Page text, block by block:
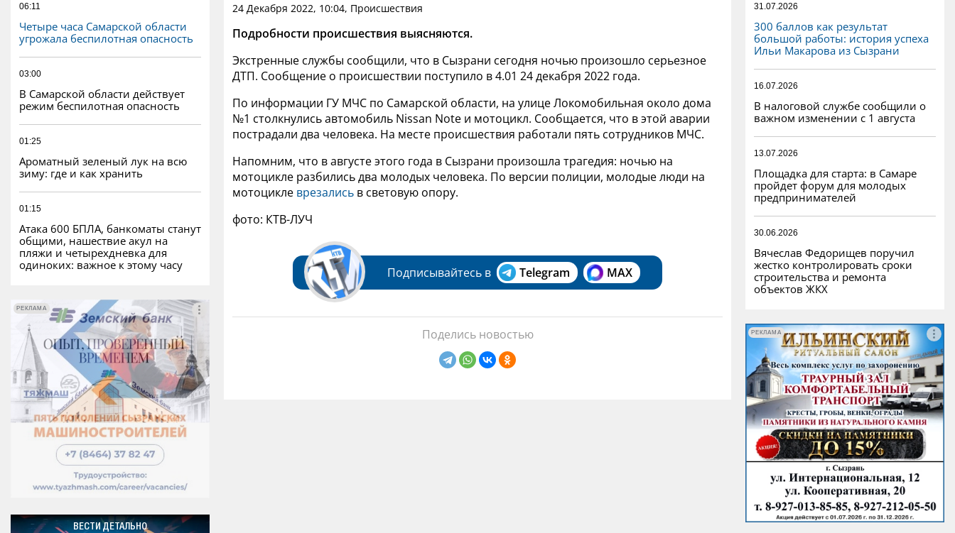
06:11
Четыре часа Самарской области
угрожала беспилотная опасность
03:00
В Самарской области действует
режим беспилотная опасность
01:25
Ароматный зеленый лук на всю
зиму: где и как хранить
01:15
Атака 600 БПЛА, банкоматы станут
общими, нашествие акул на
пляжи и четырехдневка для
одиноких: важное к этому часу
РЕКЛАМА
РЕКЛАМА
ВЕСТИ ДЕТАЛЬНО
24 Декабря 2022, 10:04, Происшествия
Подробности происшествия выясняются.
Экстренные службы сообщили, что в Сызрани сегодня ночью произошло серьезное
ДТП. Сообщение о происшествии поступило в 4.01 24 декабря 2022 года.
По информации ГУ МЧС по Самарской области, на улице Локомобильная около дома
№1 столкнулись автомобиль Nissan Note и мотоцикл. Сообщается, что в этой аварии
пострадали два человека. На месте происшествия работали пять сотрудников МЧС.
Напомним, что в августе этого года в Сызрани произошла трагедия: ночью на
мотоцикле разбились два молодых человека. По версии полиции, молодые люди на
мотоцикле врезались в световую опору.
фото: КТВ-ЛУЧ
Подписывайтесь в Telegram MAX
Поделись новостью
31.07.2026
300 баллов как результат
большой работы: история успеха
Ильи Макарова из Сызрани
16.07.2026
В налоговой службе сообщили о
важном изменении с 1 августа
13.07.2026
Площадка для старта: в Самаре
пройдет форум для молодых
предпринимателей
30.06.2026
Вячеслав Федорищев поручил
жестко контролировать сроки
строительства и ремонта
объектов ЖКХ
РЕКЛАМА